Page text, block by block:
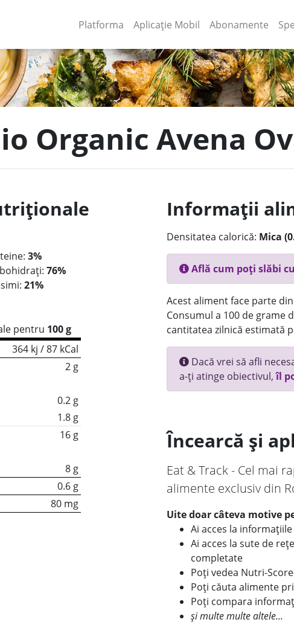
Platforma (current)
Aplicație Mobil (current)
Abonamente
Organic Avena
3%
76%
21%
pentru 100 g
364 kj / 87 kCal
2 g
0.2 g
1.8 g
16 g
8 g
0.6 g
80 mg
Informații
Densitatea calorică: Mica
Află cum poți slăbi
Acest aliment face parte
Consumul a 100 de grame
cantitatea zilnică estimată
Dacă vrei să afli
a-ți atinge obiectivul,îl
Încearcă și
Eat & Track - Cel mai
alimente exclusiv din
Uite doar câteva motive
Ai acces la
Ai acces la sute de
completate
Poți vedea Nutri-
Poți căuta alimente
Poți compara
și multe multe altele...